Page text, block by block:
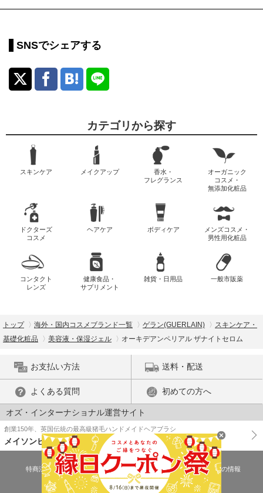
SNSでシェアする
カテゴリから探す
スキンケア メイクアップ
香水・
フレグランス
オーガニック
コスメ・
無添加化粧品
ドクターズ
コスメ
ヘアケア ボディケア
メンズコスメ・
男性用化粧品
コンタクト
レンズ
健康食品・
サプリメント
雑貨・日用品 一般市販薬
トップ 海外・国内コスメブランド一覧 ゲラン(GUERLAIN)
スキンケア・
基礎化粧品
美容液・保湿ジェル オーキデアンペリアル ザナイトセロム
お支払い方法 送料・配送
よくある質問 初めての方へ
オズ・インターナショナル運営サイト
創業150年、英国伝統の最高級猪毛ハンドメイドヘアブラシ
メイソンピアソン
特商法に基づく表示 プライバシーポリシー
医薬品販売許可証の情報
ご利用規約
PC版で表示